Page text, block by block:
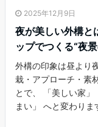
2025年12月9日
夜が美しい外構と
ップでつくる“夜
外構の印象は昼より
栽・アプローチ・素
とで、 「美しい家
まい」 へと変わりま